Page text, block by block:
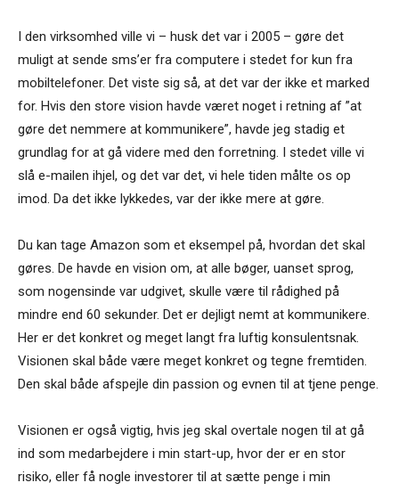
I den virksomhed ville vi – husk det var i 2005 – gøre det
muligt at sende sms’er fra computere i stedet for kun fra
mobiltelefoner. Det viste sig så, at det var der ikke et marked
for. Hvis den store vision havde været noget i retning af ”at
gøre det nemmere at kommunikere”, havde jeg stadig et
grundlag for at gå videre med den forretning. I stedet ville vi
slå e-mailen ihjel, og det var det, vi hele tiden målte os op
imod. Da det ikke lykkedes, var der ikke mere at gøre.
Du kan tage Amazon som et eksempel på, hvordan det skal
gøres. De havde en vision om, at alle bøger, uanset sprog,
som nogensinde var udgivet, skulle være til rådighed på
mindre end 60 sekunder. Det er dejligt nemt at kommunikere.
Her er det konkret og meget langt fra luftig konsulentsnak.
Visionen skal både være meget konkret og tegne fremtiden.
Den skal både afspejle din passion og evnen til at tjene penge.
Visionen er også vigtig, hvis jeg skal overtale nogen til at gå
ind som medarbejdere i min start-up, hvor der er en stor
risiko, eller få nogle investorer til at sætte penge i min